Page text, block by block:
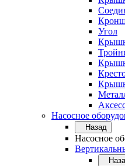
Угол
Насосное
Назад
Насосное